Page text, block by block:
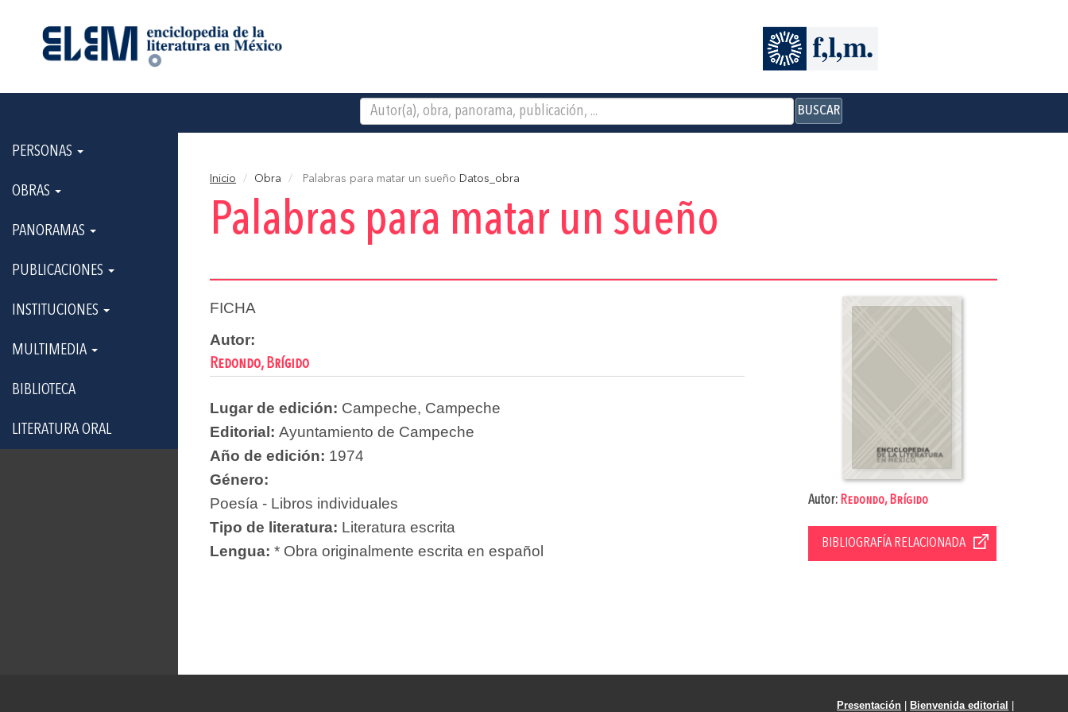
BUSCAR
PERSONAS
OBRAS
PANORAMAS
PUBLICACIONES
INSTITUCIONES
MULTIMEDIA
BIBLIOTECA
LITERATURA ORAL
Inicio Obra Palabras para matar un sueño Datos_obra
Palabras para matar un sueño
Autor: Redondo, Brígido
BIBLIOGRAFÍA RELACIONADA
FICHA
Autor:
Redondo, Brígido
Lugar de edición: Campeche, Campeche
Editorial: Ayuntamiento de Campeche
Año de edición: 1974
Género:
Poesía - Libros individuales
Tipo de literatura: Literatura escrita
Lengua: * Obra originalmente escrita en español
Presentación |Bienvenida editorial |